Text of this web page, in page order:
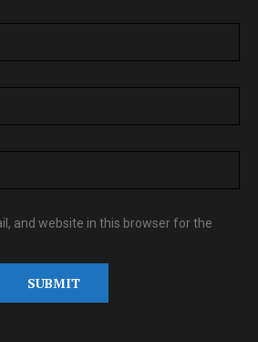
and website in this browser for the